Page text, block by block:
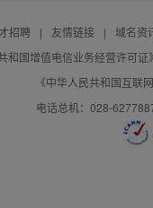
招聘 | 友情链接 |
域名资
和国增值电信业务经营许可
《中华人民共和国互联
电话总机：028-